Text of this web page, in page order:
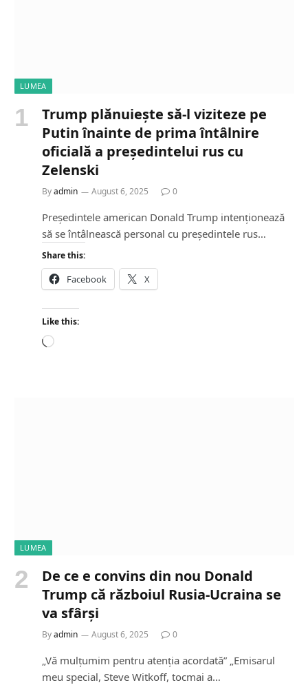
LUMEA
Trump plănuiește să-l viziteze pe
Putin înainte de prima întâlnire
oficială a președintelui rus cu
Zelenski
Byadmin August 6, 2025 0
Președintele american Donald Trump intenționează
să se întâlnească personal cu președintele rus…
Share this:
Facebook X
Like this:
L
LUMEA
De ce e convins din nou Donald
Trump că războiul Rusia-Ucraina se
va sfârși
Byadmin August 6, 2025 0
„Vă mulțumim pentru atenția acordată” „Emisarul
meu special, Steve Witkoff, tocmai a…